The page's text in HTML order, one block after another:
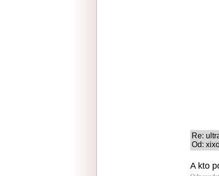
Re:
Od:
A kto